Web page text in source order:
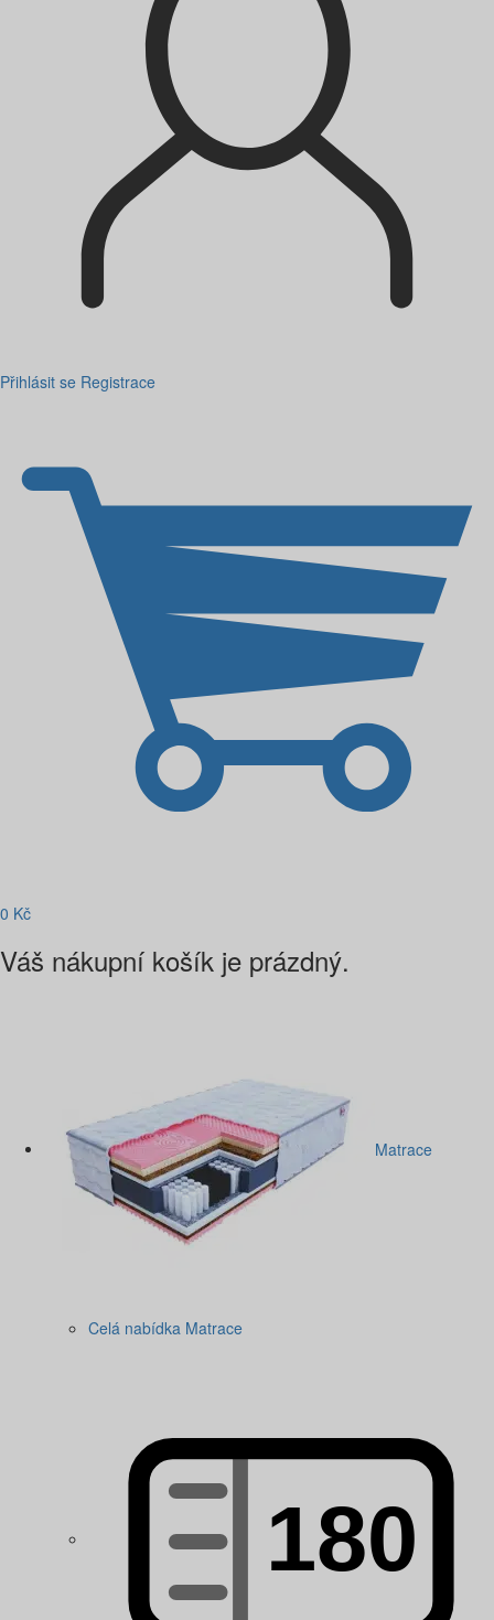
Přihlásit se Registrace
0 Kč
Váš nákupní košík je prázdný.
Matrace
Celá nabídka Matrace